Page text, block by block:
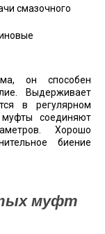
смазочного
он способен
Выдерживает
в регулярном
муфты соединяют
Хорошо
биение
муфт